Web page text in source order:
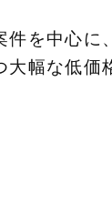
を中心
大幅な低